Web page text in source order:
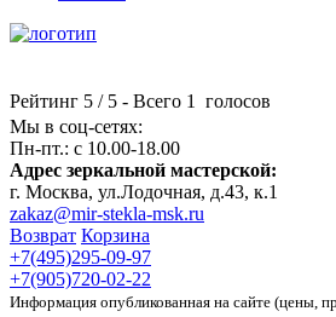
Рейтинг 5 / 5 - Всего 1
голосов
Мы в соц-сетях:
Пн-пт.: c 10.00-18.00
Адрес зеркальной мастерской:
г. Москва, ул.Лодочная, д.43, к.1
zakaz@mir-stekla-msk.ru
Возврат Корзина
+7(495)295-09-97
+7(905)720-02-22
Информация опубликованная на сайте (цены,